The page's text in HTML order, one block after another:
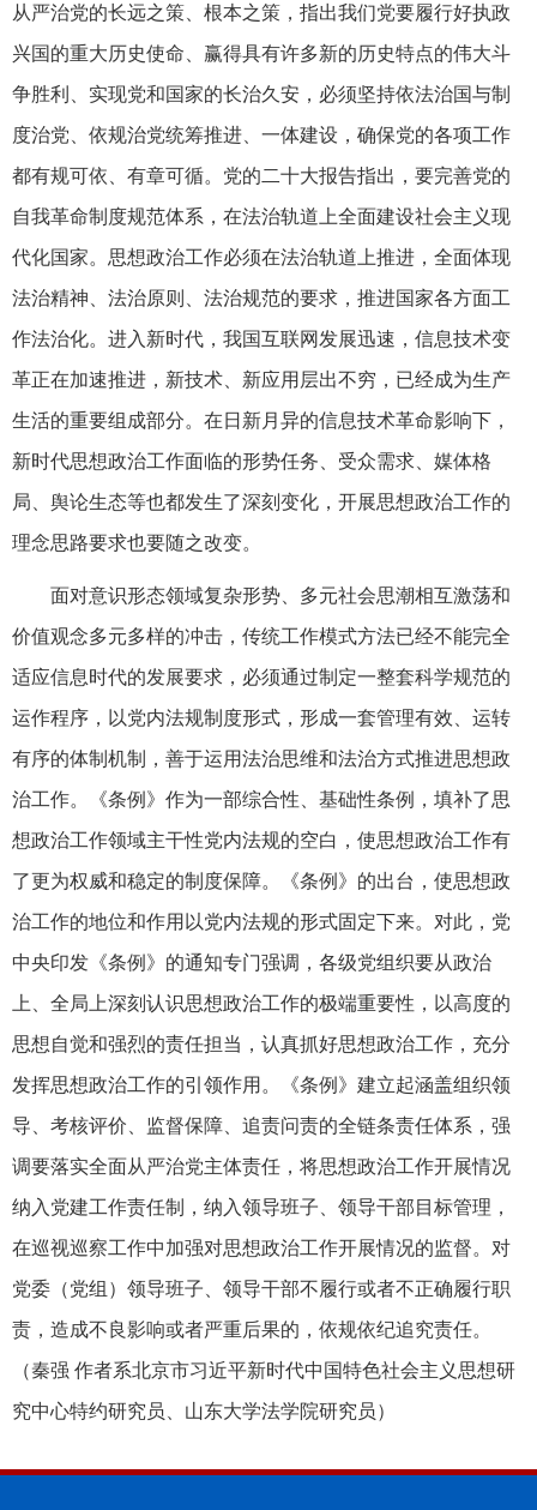
从严治党的长远之策、根本之策，指出我们党要履行好执政
兴国的重大历史使命、赢得具有许多新的历史特点的伟大斗
争胜利、实现党和国家的长治久安，必须坚持依法治国与制
度治党、依规治党统筹推进、一体建设，确保党的各项工作
都有规可依、有章可循。党的二十大报告指出，要完善党的
自我革命制度规范体系，在法治轨道上全面建设社会主义现
代化国家。思想政治工作必须在法治轨道上推进，全面体现
法治精神、法治原则、法治规范的要求，推进国家各方面工
作法治化。进入新时代，我国互联网发展迅速，信息技术变
革正在加速推进，新技术、新应用层出不穷，已经成为生产
生活的重要组成部分。在日新月异的信息技术革命影响下，
新时代思想政治工作面临的形势任务、受众需求、媒体格
局、舆论生态等也都发生了深刻变化，开展思想政治工作的
理念思路要求也要随之改变。
面对意识形态领域复杂形势、多元社会思潮相互激荡和
价值观念多元多样的冲击，传统工作模式方法已经不能完全
适应信息时代的发展要求，必须通过制定一整套科学规范的
运作程序，以党内法规制度形式，形成一套管理有效、运转
有序的体制机制，善于运用法治思维和法治方式推进思想政
治工作。《条例》作为一部综合性、基础性条例，填补了思
想政治工作领域主干性党内法规的空白，使思想政治工作有
了更为权威和稳定的制度保障。《条例》的出台，使思想政
治工作的地位和作用以党内法规的形式固定下来。对此，党
中央印发《条例》的通知专门强调，各级党组织要从政治
上、全局上深刻认识思想政治工作的极端重要性，以高度的
思想自觉和强烈的责任担当，认真抓好思想政治工作，充分
发挥思想政治工作的引领作用。《条例》建立起涵盖组织领
导、考核评价、监督保障、追责问责的全链条责任体系，强
调要落实全面从严治党主体责任，将思想政治工作开展情况
纳入党建工作责任制，纳入领导班子、领导干部目标管理，
在巡视巡察工作中加强对思想政治工作开展情况的监督。对
党委（党组）领导班子、领导干部不履行或者不正确履行职
责，造成不良影响或者严重后果的，依规依纪追究责任。
（秦强 作者系北京市习近平新时代中国特色社会主义思想研
究中心特约研究员、山东大学法学院研究员）